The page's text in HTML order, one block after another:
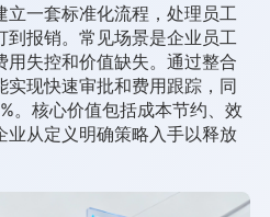
一套标准化流程，处理员工
报销。常见场景是企业员工
失控和价值缺失。通过整合
现快速审批和费用跟踪，同
。核心价值包括成本节约、效
业从定义明确策略入手以释放